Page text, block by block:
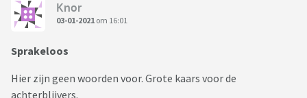
Knor
03-01-2021 om 16:01
Sprakeloos
Hier zijn geen woorden voor. Grote kaars voor de
achterblijvers.